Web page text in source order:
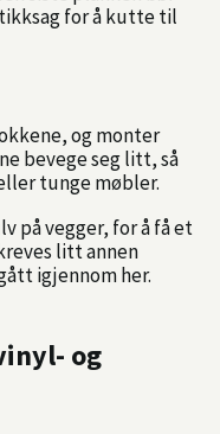
for å kutte til
og monter
bevege seg litt, så
tunge møbler.
på vegger, for å få et
litt annen
igjennom her.
og